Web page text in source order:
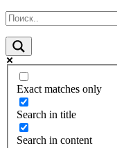
Exact matches only
Search in title
Search in content